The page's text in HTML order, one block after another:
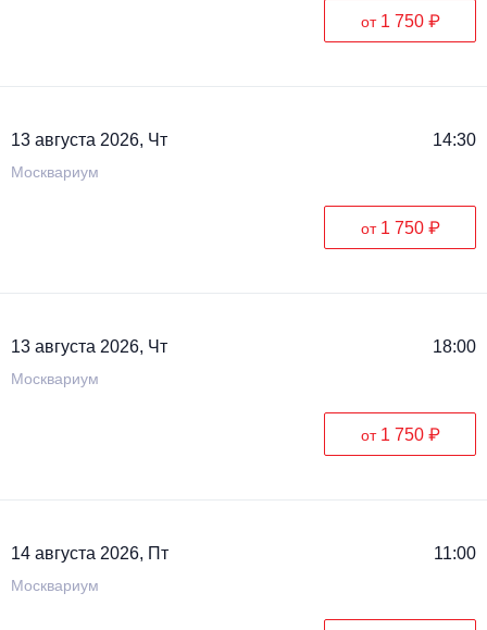
от 1 750 ₽
13 августа 2026, Чт 14:30
Москвариум
от 1 750 ₽
13 августа 2026, Чт 18:00
Москвариум
от 1 750 ₽
14 августа 2026, Пт 11:00
Москвариум